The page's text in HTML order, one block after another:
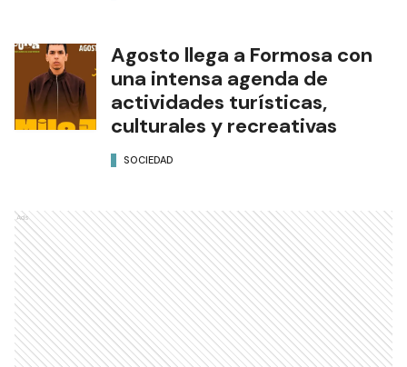
Agosto llega a Formosa con
una intensa agenda de
actividades turísticas,
culturales y recreativas
SOCIEDAD
Ads